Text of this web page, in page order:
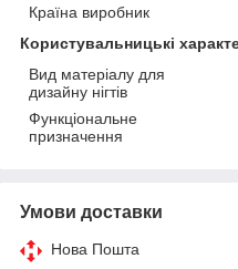
Країна виробник
Користувальницькі
Вид матеріалу для
дизайну нігтів
Функціональне
призначення
Умови доставки
Нова Пошта